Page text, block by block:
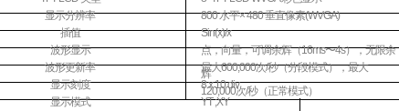
显示分辨率
800水平× 480垂直像素(WVGA)
插值
Sin(x)/x
波形显示
点，向量，可调余辉（16ms〜4s），无限余
辉
波形更新率 最大600,000次/秒（分段模式），最大
120,000次/秒（正常模式）
显示刻度
8 x 10 div
显示模式
YT ;XY